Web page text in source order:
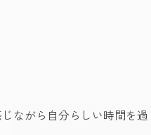
ながら自分らしい時間を過